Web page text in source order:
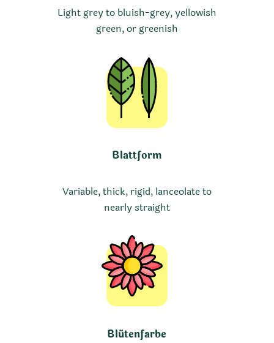
Light grey to bluish-grey, yellowish
green, or greenish
Blattform
Variable, thick, rigid, lanceolate to
nearly straight
Blütenfarbe